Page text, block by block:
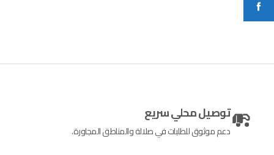
توصيل محلي سريع
دعم موثوق للطلبات في صلالة والمناطق المجاورة.